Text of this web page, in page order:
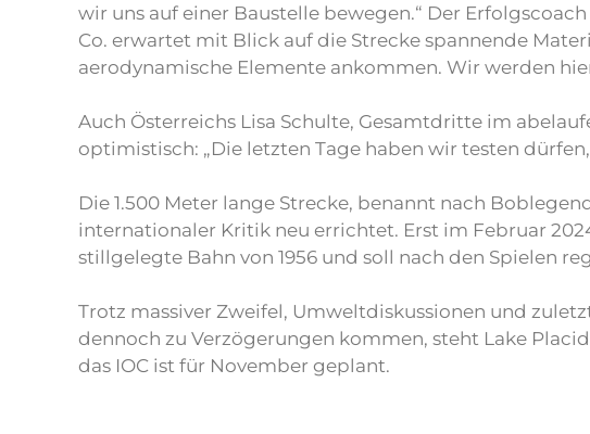
wir uns auf einer Baustelle bewegen.“ Der
Co. erwartet mit Blick auf die Strecke spannende
aerodynamische Elemente ankommen. Wir werden
Auch Österreichs Lisa Schulte, Gesamtdritte im
optimistisch: „Die letzten Tage haben wir testen
Die 1.500 Meter lange Strecke, benannt nach
internationaler Kritik neu errichtet. Erst im Februar
stillgelegte Bahn von 1956 und soll nach den Spielen
Trotz massiver Zweifel, Umweltdiskussionen und
dennoch zu Verzögerungen kommen, steht Lake
das IOC ist für November geplant.